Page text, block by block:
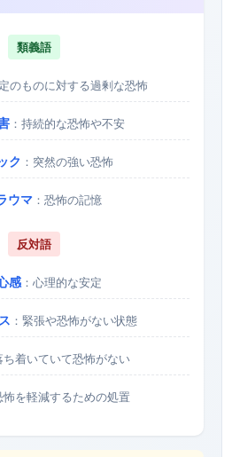
類義語
のものに対する過剰な恐怖
：持続的な恐怖や不安
ク ：突然の強い恐怖
ウマ ：恐怖の記憶
反対語
感：心理的な安定
：緊張や恐怖がない状態
ち着いていて恐怖がない
怖を軽減するための処置